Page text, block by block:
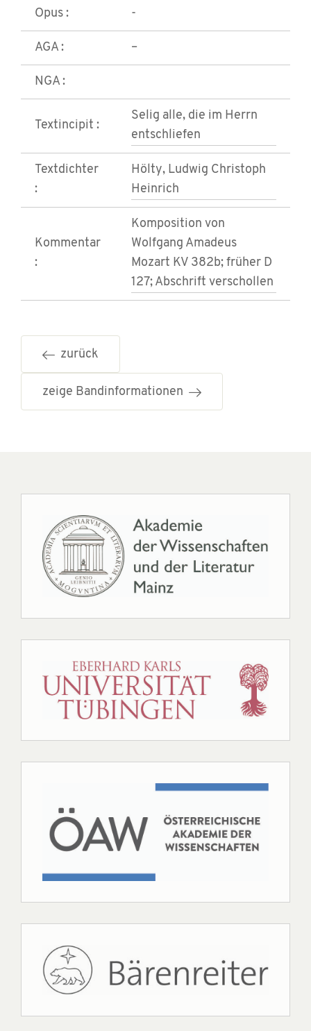
Opus : -
AGA : –
NGA :
Textincipit :
Selig alle, die im Herrn
entschliefen
Textdichter
:
Hölty, Ludwig Christoph
Heinrich
Kommentar
:
Komposition von
Wolfgang Amadeus
Mozart KV 382b; früher D
127; Abschrift verschollen
zurück
zeige Bandinformationen